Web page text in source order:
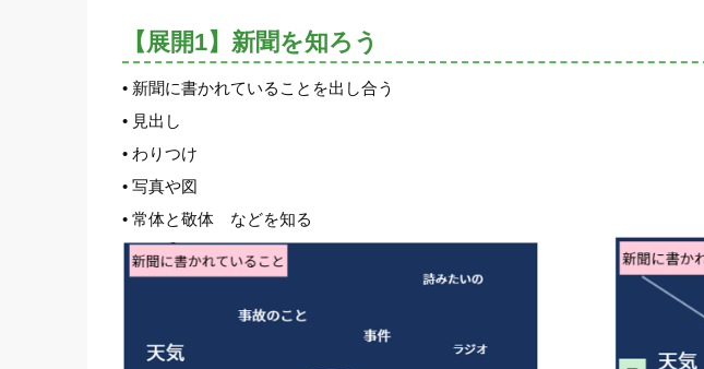
【展開1】新聞を知ろう
• 新聞に書かれていることを出し合う
• 見出し
• わりつけ
• 写真や図
• 常体と敬体 などを知る